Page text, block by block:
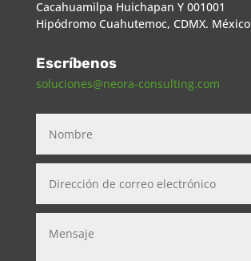
Cacahuamilpa Huichapan Y 001001
Hipódromo Cuahutemoc, CDMX. México
Escríbenos
soluciones@neora-consulting.com